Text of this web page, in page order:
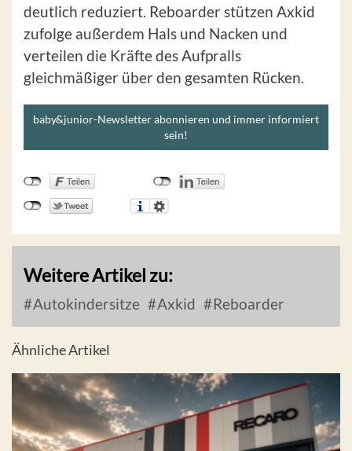
deutlich reduziert. Reboarder stützen Axkid
zufolge außerdem Hals und Nacken und
verteilen die Kräfte des Aufpralls
gleichmäßiger über den gesamten Rücken.
baby&junior-Newsletter abonnieren und immer informiert
sein!
Weitere Artikel zu:
Autokindersitze Axkid Reboarder
Ähnliche Artikel